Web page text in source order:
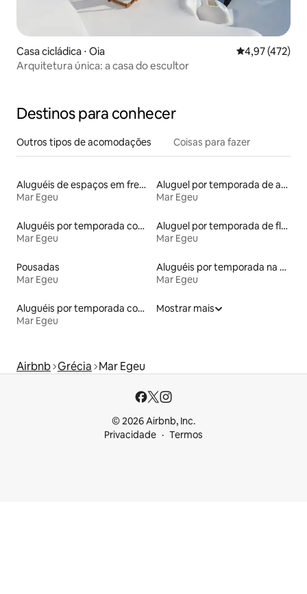
Casa cicládica ⋅ Oia 4,97 de uma
4,97 (472)
Arquitetura única: a casa do escultor
Destinos para conhecer
Outros tipos de acomodações Coisas para fazer
Aluguéis de espaços em frente à praia
Mar Egeu
Aluguel por temporada de apart-hotéis
Mar Egeu
Aluguéis por temporada com banheira de hidromassagem
Mar Egeu
Aluguel por temporada de flats
Mar Egeu
Pousadas
Mar Egeu
Aluguéis por temporada na orla
Mar Egeu
Aluguéis por temporada com acesso à praia
Mar Egeu
Mostrar mais
Airbnb Grécia Mar Egeu
© 2026 Airbnb, Inc.
Privacidade
Termos